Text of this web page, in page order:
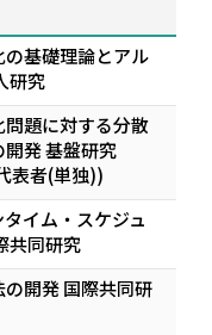
基礎理論とアル
研究
題に対する分散
発 基盤研究
表者(単独))
イム・スケジュ
共同研究
開発 国際共同研